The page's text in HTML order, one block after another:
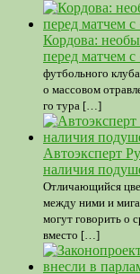
Кордова:
перед матчем
футбольного
о массовом
го тура […]
Автоэксперт
наличия
Отличающийся
между ними и
могут говорить о
вместо […]